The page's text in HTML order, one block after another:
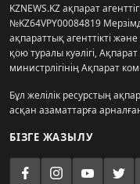
KZNEWS.KZ ақпарат
№KZ64VPY00084819
ақпараттық агенттікті
қою туралы куәлігі,
министрлігінің Ақпарат
Бұл желілік ресурстың
асқан азаматтарға
БІЗГЕ ЖАЗЫЛУ